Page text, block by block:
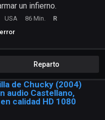
un infierno.
USA 86 Min.
R
Reparto
de Chucky (2004)
audio Castellano,
calidad HD 1080